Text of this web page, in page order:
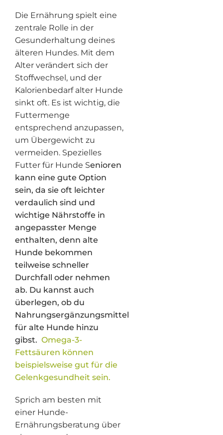
Die Ernährung spielt eine
zentrale Rolle in der
Gesunderhaltung deines
älteren Hundes. Mit dem
Alter verändert sich der
Stoffwechsel, und der
Kalorienbedarf alter Hunde
sinkt oft. Es ist wichtig, die
Futtermenge
entsprechend anzupassen,
um Übergewicht zu
vermeiden. Spezielles
Futter für Hunde Senioren
kann eine gute Option
sein, da sie oft leichter
verdaulich sind und
wichtige Nährstoffe in
angepasster Menge
enthalten, denn alte
Hunde bekommen
teilweise schneller
Durchfall oder nehmen
ab. Du kannst auch
überlegen, ob du
Nahrungsergänzungsmittel
für alte Hunde hinzu
gibst. Omega-3-
Fettsäuren können
beispielsweise gut für die
Gelenkgesundheit sein.
Sprich am besten mit
einer Hunde-
Ernährungsberatung über